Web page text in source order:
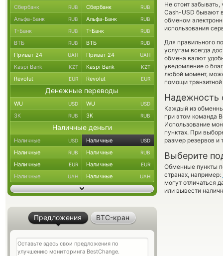
Не стоит
Cash-USD бывают
обменом
использования
Для правильного
услугам всегда
обмена валют
уведомление о
любой момент,
помощи
Надежность
Каждый из
при этом команда
Использование
пунктах. При
размер резервов и
Выберите
Обменные пункты
странах, например:
могут отличаться
или вывести
Сбербанк RUB Сбербанк RUB
Альфа-Банк RUB Альфа-Банк RUB
Т-Банк RUB Т-Банк RUB
ВТБ RUB ВТБ RUB
Приват 24 UAH Приват 24 UAH
Kaspi Bank KZT Kaspi Bank KZT
Revolut EUR Revolut EUR
Денежные переводы
WU USD WU USD
ЗК RUB ЗК RUB
Наличные деньги
Наличные USD Наличные USD
Наличные RUB Наличные RUB
Наличные EUR Наличные EUR
Наличные UAH Наличные UAH
Предложения BTC-кран